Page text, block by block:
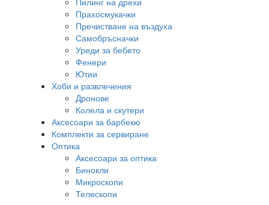
Прахосмукачки
Пречистване на въздуха
Самобръсначки
Уреди за бебето
Фенери
Ютии
Хоби и развлечения
Дронове
Колела и скутери
Аксесоари за барбекю
Комплекти за сервиране
Оптика
Аксесоари за оптика
Бинокли
Микроскопи
Телескопи